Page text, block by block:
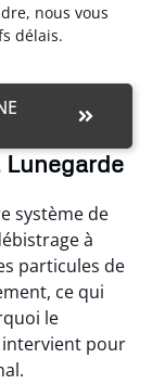
nous vous
délais.
système de
à
particules de
ce qui
le
intervient pour